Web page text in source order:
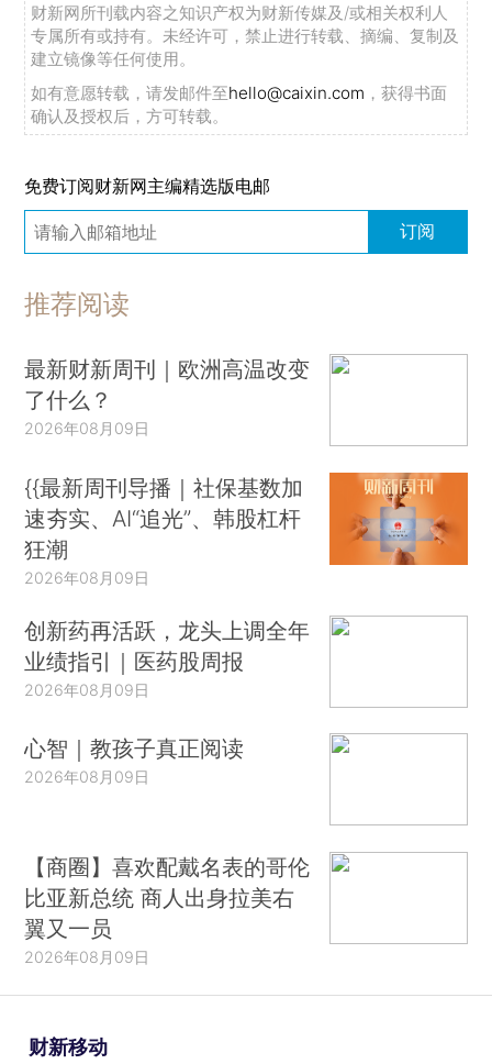
财新网所刊载内容之知识产权为财新传媒及/或相关权利人
专属所有或持有。未经许可，禁止进行转载、摘编、复制及
建立镜像等任何使用。
如有意愿转载，请发邮件至hello@caixin.com ，获得书面
确认及授权后，方可转载。
免费订阅财新网主编精选版电邮
订阅
推荐阅读
最新财新周刊｜欧洲高温改变
了什么？
2026年08月09日
{{最新周刊导播｜社保基数加
速夯实、AI“追光”、韩股杠杆
狂潮
2026年08月09日
创新药再活跃，龙头上调全年
业绩指引｜医药股周报
2026年08月09日
心智｜教孩子真正阅读
2026年08月09日
【商圈】喜欢配戴名表的哥伦
比亚新总统 商人出身拉美右
翼又一员
2026年08月09日
财新移动